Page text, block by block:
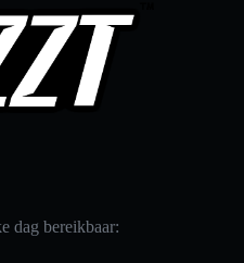
dag bereikbaar: